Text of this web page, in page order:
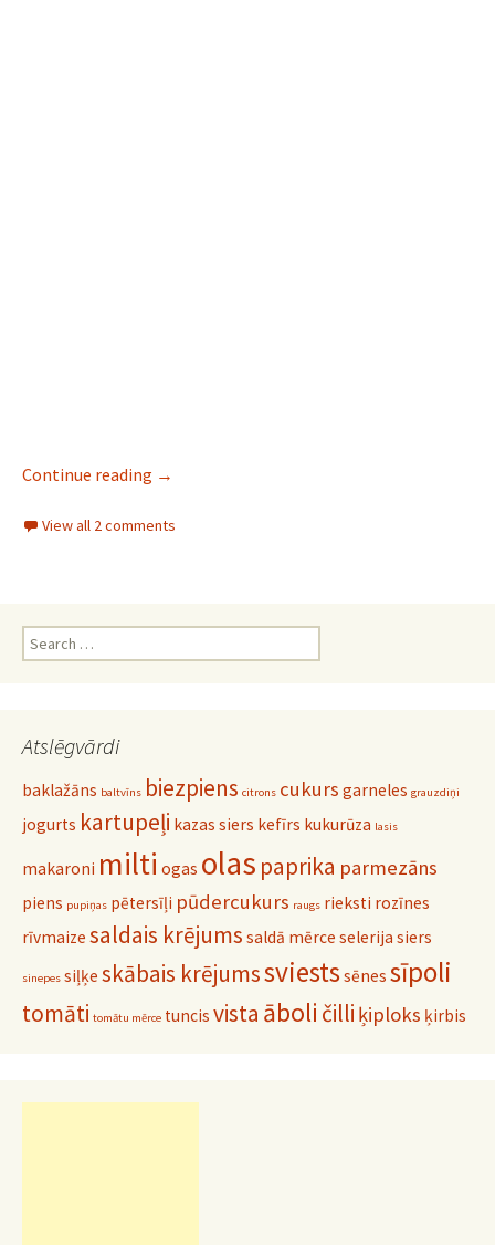
Continue reading Mīkstā ābolkūka
→
View all 2 comments
Search
for:
Atslēgvārdi
baklažāns baltvīns biezpiens citrons cukurs garneles grauzdiņi
jogurts kartupeļi kazas siers kefīrs kukurūza lasis
makaroni milti ogas olas paprika parmezāns
piens pupiņas pētersīļi pūdercukurs raugs rieksti rozīnes
rīvmaize saldais krējums saldā mērce selerija siers
sinepes siļķe skābais krējumssviestssēnes sīpoli
tomāti tomātu mērce tuncis vista āboli čilli ķiploks ķirbis